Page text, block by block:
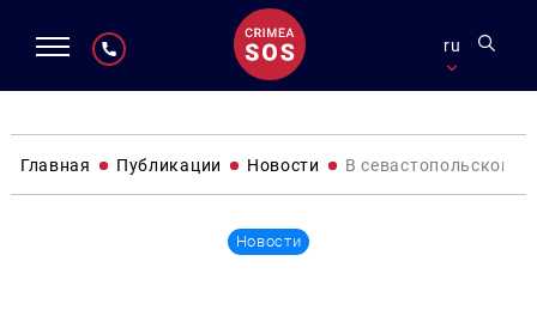
ru
Главная Публикации Новости В севастопольском
Новости